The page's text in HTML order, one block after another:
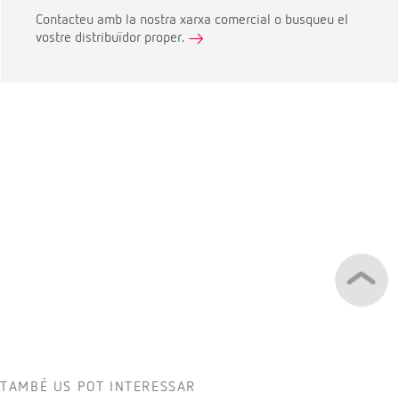
Contacteu amb la nostra xarxa comercial o busqueu el
vostre distribuïdor proper.
TAMBÉ US POT INTERESSAR